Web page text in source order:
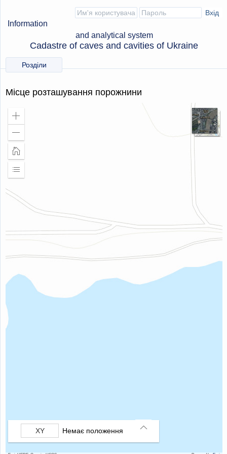
Information
and analytical system
Cadastre of caves and cavities of Ukraine
Розділи
Місце розташування порожнини
Збільшити
масштаб
Головна
сторінка
Розширити
Немає положення